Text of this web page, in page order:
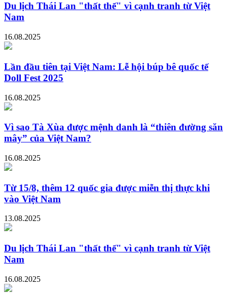
Du lịch Thái Lan "thất thế" vì cạnh tranh từ Việt
Nam
16.08.2025
Lần đầu tiên tại Việt Nam: Lễ hội búp bê quốc tế
Doll Fest 2025
16.08.2025
Vì sao Tà Xùa được mệnh danh là “thiên đường săn
mây” của Việt Nam?
16.08.2025
Từ 15/8, thêm 12 quốc gia được miễn thị thực khi
vào Việt Nam
13.08.2025
Du lịch Thái Lan "thất thế" vì cạnh tranh từ Việt
Nam
16.08.2025